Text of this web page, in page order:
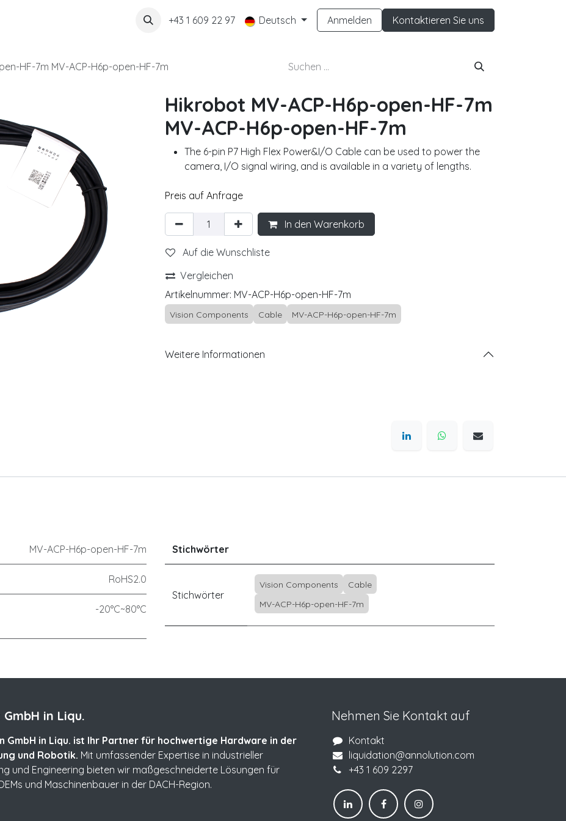
+43 1 609 22 97 Deutsch Anmelden Kontaktieren Sie uns
HF-7m MV-ACP-H6p-open-HF-7m
Hikrobot MV-ACP-H6p-open-HF-7m
MV-ACP-H6p-open-HF-7m
The 6-pin P7 High Flex Power&I/O Cable can be used to power the
camera, I/O signal wiring, and is available in a variety of lengths.
Preis auf Anfrage
In den Warenkorb
Auf die Wunschliste
Vergleichen
Artikelnummer: MV-ACP-H6p-open-HF-7m
Vision Components Cable MV-ACP-H6p-open-HF-7m
Weitere Informationen
MV-ACP-H6p-open-HF-7m
RoHS2.0
-20°C~80°C
Stichwörter
Stichwörter
Vision Components
Cable
MV-ACP-H6p-open-HF-7m
Nehmen Sie Kontakt auf
Kontakt
liquidation@annolution.com
+43 1 609 2297
in Liqu.
GmbH in Liqu. ist Ihr Partner für hochwertige Hardware in der
und Robotik. Mit umfassender Expertise in industrieller
und Engineering bieten wir maßgeschneiderte Lösungen für
und Maschinenbauer in der DACH-Region.